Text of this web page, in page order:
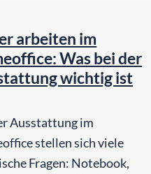
arbeiten im
Was bei der
wichtig ist
Ausstattung im
stellen sich viele
Fragen: Notebook,